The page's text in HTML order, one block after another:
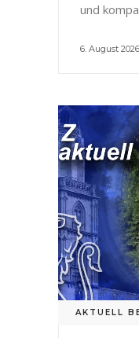
und
6. August 2026
AKTUELL